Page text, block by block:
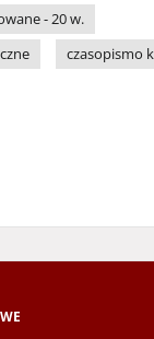
- 20 w.
czasopismo